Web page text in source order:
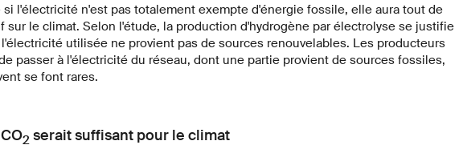
l'électricité n'est pas totalement exempte d'énergie fossile, elle aura tout de
sur le climat. Selon l'étude, la production d'hydrogène par électrolyse se justifie
utilisée ne provient pas de sources renouvelables. Les producteurs
passer à l'électricité du réseau, dont une partie provient de sources fossiles,
se font rares.
2 serait suffisant pour le climat